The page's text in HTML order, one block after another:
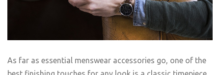
As far as essential menswear accessories go, one of the